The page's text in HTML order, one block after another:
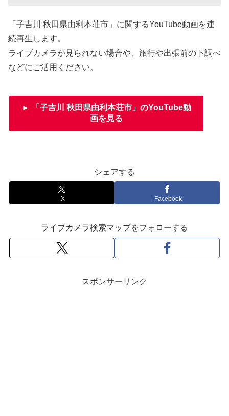
「子吉川 秋田県由利本荘市」に関するYouTube動画を連
続再生します。
ライブカメラが見られない場合や、旅行や出張前の下調べ
などにご活用ください。
► 「子吉川 秋田県由利本荘市」のYouTube動
画を見る
シェアする
X Facebook
ライブカメラ検索マップをフォローする
スポンサーリンク